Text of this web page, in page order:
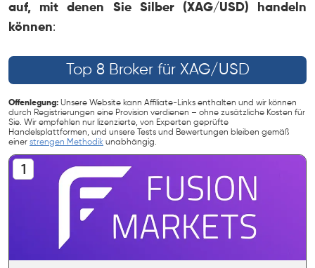
auf, mit denen Sie Silber (XAG/USD) handeln
können:
Top 8 Broker für XAG/USD
Offenlegung: Unsere Website kann Affiliate-Links enthalten und wir können
durch Registrierungen eine Provision verdienen – ohne zusätzliche Kosten für
Sie. Wir empfehlen nur lizenzierte, von Experten geprüfte
Handelsplattformen, und unsere Tests und Bewertungen bleiben gemäß
einer strengen Methodik unabhängig.